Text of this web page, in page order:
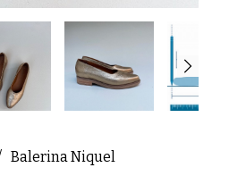
Balerina Niquel